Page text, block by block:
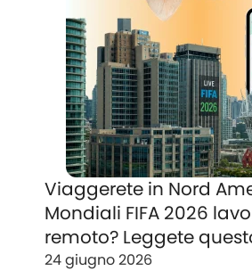
Viaggerete in Nord
Mondiali FIFA 2026
remoto? Leggete
24 giugno 2026